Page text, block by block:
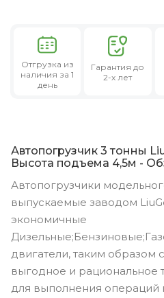
Отгрузка из
наличия за 1
день
Гарантия до
2-х лет
Автопогрузчик 3 тонны
Высота подъема 4,5м -
Автопогрузчики
выпускаемые заводом
экономичные
двигатели, таким образом
выгодное и рациональное
для выполнения операций